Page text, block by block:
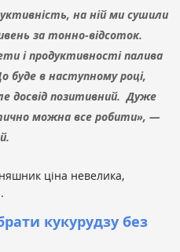
на ній ми сушили
за тонно-відсоток.
і продуктивності палива
буде в наступному році,
досвід позитивний. Дуже
можна все робити», —
ціна невелика,
кукурудзу без